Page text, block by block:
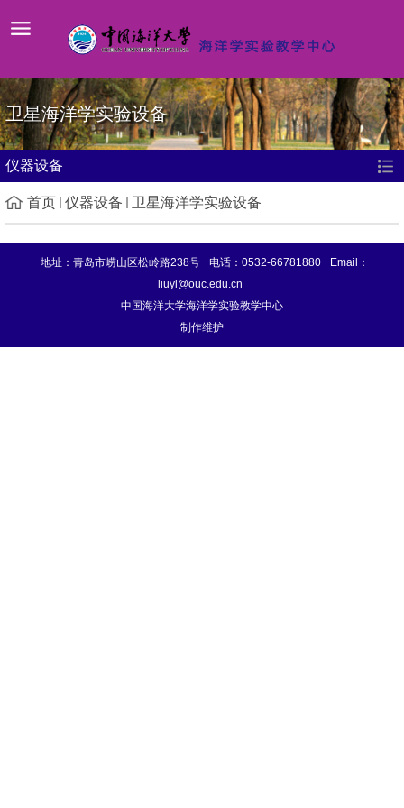
卫星海洋学实验设备
仪器设备
首页 仪器设备 卫星海洋学实验设备
地址：青岛市崂山区松岭路238号 电话：0532-66781880
Email：
liuyl@ouc.edu.cn
中国海洋大学海洋学实验教学中心
制作维护